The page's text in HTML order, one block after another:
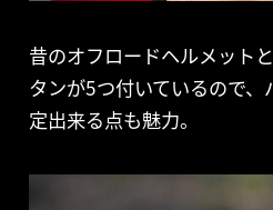
昔のオフロードヘルメット
タンが5つ付いているので
定出来る点も魅力。